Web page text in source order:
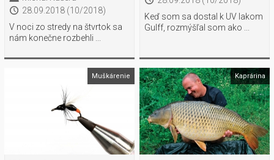
28.09.2018 (10/2018)
V noci zo stredy na štvrtok sa
nám konečne rozbehli ...
Keď som sa dostal k UV lakom
Gulff, rozmýšľal som ako ...
Muškárenie Kaprárina